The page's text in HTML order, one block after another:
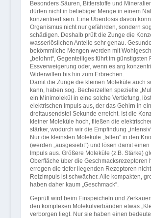
Besonders Säuren, Bitterstoffe und
dürfen nicht in beliebiger Menge in einem
konzentriert sein. Eine Überdosis davon
Organismus nicht nur gefährden, sondern
schädigen. Deshalb prüft die Zunge die
wasserlöslichen Anteile sehr genau.
bekömmliche Mengen werden mit
„belohnt“, Gegenteiliges führt im günstigsten
Essverweigerung oder, wenn es arg
Widerwillen bis hin zum Erbrechen.
Damit die Zunge die kleinen Moleküle auch
kann, haben sog. Becherzellen spezielle
ein Minimolekül in eine solche Vertiefung,
elektrischen Impuls aus, der das Gehirn in
dreitausendstel Sekunde erreicht. Ist die
kleiner Moleküle hoch, fließen die
stärker, wodurch wir die Empfindung
Nur die kleinsten Moleküle „fallen“ in den
(werden „ausgesiebt“) und lösen damit
Impuls aus. Größere Moleküle (z.B. Stärke)
Oberfläche über die Geschmacksrezeptoren
erregen die tiefer liegenden Rezeptoren
Reizimpuls ist schwächer. Alle kompakten,
haben daher kaum „Geschmack“.
Geprüft wird beim Einspeicheln und
den komplexen Molekülverbänden etwas
verborgen liegt. Nur sie haben einen